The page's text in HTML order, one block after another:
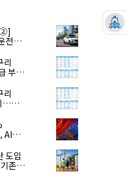
②]
전자
리
부족
리
…
AI
도입
존